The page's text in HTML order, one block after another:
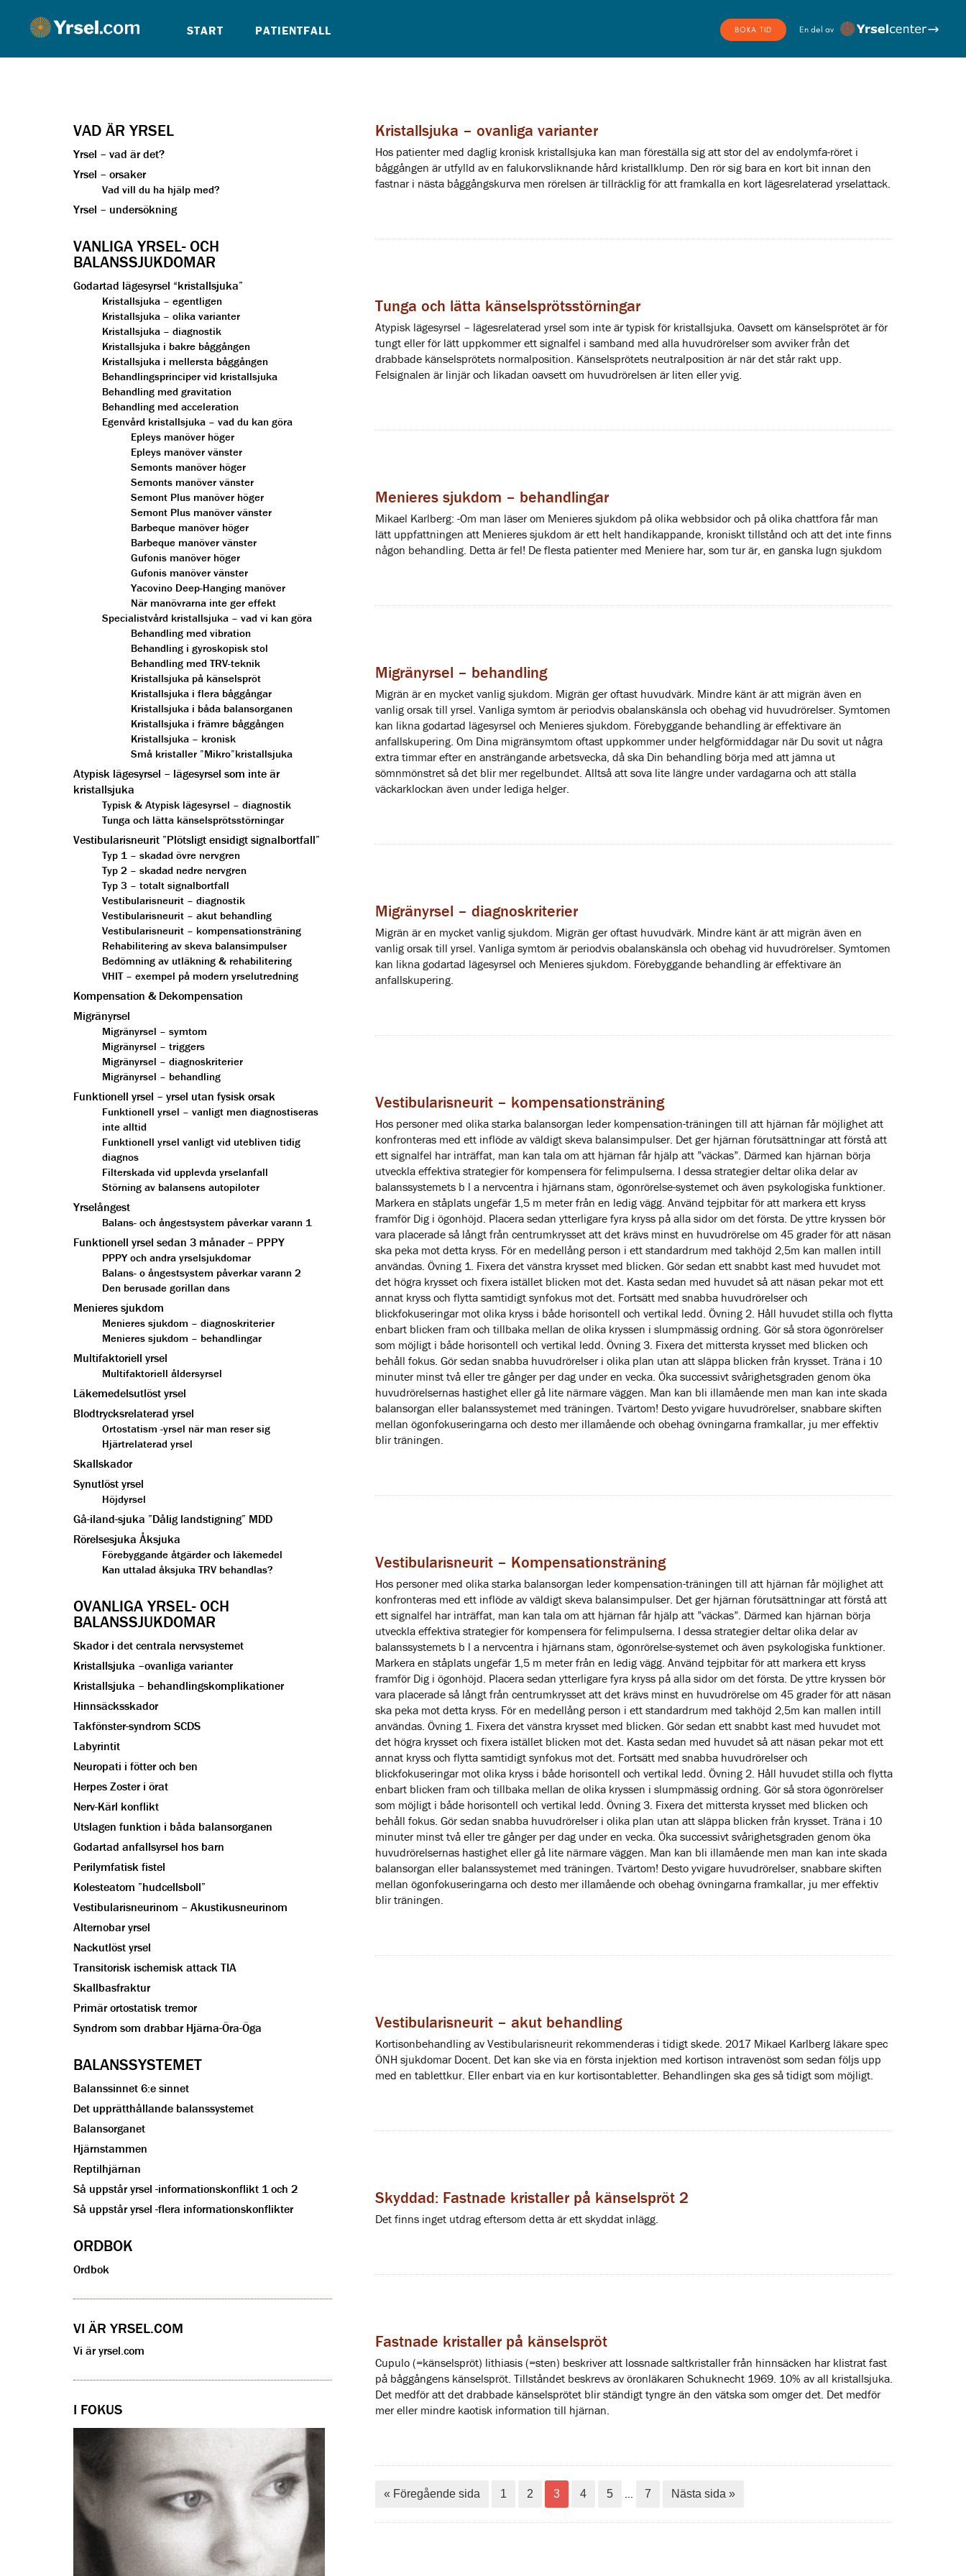
Yrsel.com START PATIENTFALL BOKA TID YRSELCENTER
Kristallsjuka – ovanliga varianter
Hos patienter med daglig kronisk kristallsjuka kan man föreställa sig att stor del av endolymfa-röret i
båggången är utfylld av en falukorvsliknande hård kristallklump. Den rör sig bara en kort bit innan den
fastnar i nästa båggångskurva men rörelsen är tillräcklig för att framkalla en kort lägesrelaterad yrselattack.
Tunga och lätta känselsprötsstörningar
Atypisk lägesyrsel – lägesrelaterad yrsel som inte är typisk för kristallsjuka. Oavsett om känselsprötet är för
tungt eller för lätt uppkommer ett signalfel i samband med alla huvudrörelser som avviker från det
drabbade känselsprötets normalposition. Känselsprötets neutralposition är när det står rakt upp.
Felsignalen är linjär och likadan oavsett om huvudrörelsen är liten eller yvig.
Menieres sjukdom – behandlingar
Mikael Karlberg: -Om man läser om Menieres sjukdom på olika webbsidor och på olika chattfora får man
lätt uppfattningen att Menieres sjukdom är ett helt handikappande, kroniskt tillstånd och att det inte finns
någon behandling. Detta är fel! De flesta patienter med Meniere har, som tur är, en ganska lugn sjukdom
Migränyrsel – behandling
Migrän är en mycket vanlig sjukdom. Migrän ger oftast huvudvärk. Mindre känt är att migrän även en
vanlig orsak till yrsel. Vanliga symtom är periodvis obalanskänsla och obehag vid huvudrörelser. Symtomen
kan likna godartad lägesyrsel och Menieres sjukdom. Förebyggande behandling är effektivare än
anfallskupering. Om Dina migränsymtom oftast uppkommer under helgförmiddagar när Du sovit ut några
extra timmar efter en ansträngande arbetsvecka, då ska Din behandling börja med att jämna ut
sömnmönstret så det blir mer regelbundet. Alltså att sova lite längre under vardagarna och att ställa
väckarklockan även under lediga helger.
Migränyrsel – diagnoskriterier
Migrän är en mycket vanlig sjukdom. Migrän ger oftast huvudvärk. Mindre känt är att migrän även en
vanlig orsak till yrsel. Vanliga symtom är periodvis obalanskänsla och obehag vid huvudrörelser. Symtomen
kan likna godartad lägesyrsel och Menieres sjukdom. Förebyggande behandling är effektivare än
anfallskupering.
Vestibularisneurit – kompensationsträning
Hos personer med olika starka balansorgan leder kompensation-träningen till att hjärnan får möjlighet att
konfronteras med ett inflöde av väldigt skeva balansimpulser. Det ger hjärnan förutsättningar att förstå att
ett signalfel har inträffat, man kan tala om att hjärnan får hjälp att ”väckas”. Därmed kan hjärnan börja
utveckla effektiva strategier för kompensera för felimpulserna. I dessa strategier deltar olika delar av
balanssystemets b l a nervcentra i hjärnans stam, ögonrörelse-systemet och även psykologiska funktioner.
Markera en ståplats ungefär 1,5 m meter från en ledig vägg. Använd tejpbitar för att markera ett kryss
framför Dig i ögonhöjd. Placera sedan ytterligare fyra kryss på alla sidor om det första. De yttre kryssen bör
vara placerade så långt från centrumkrysset att det krävs minst en huvudrörelse om 45 grader för att näsan
ska peka mot detta kryss. För en medellång person i ett standardrum med takhöjd 2,5m kan mallen intill
användas. Övning 1. Fixera det vänstra krysset med blicken. Gör sedan ett snabbt kast med huvudet mot
det högra krysset och fixera istället blicken mot det. Kasta sedan med huvudet så att näsan pekar mot ett
annat kryss och flytta samtidigt synfokus mot det. Fortsätt med snabba huvudrörelser och
blickfokuseringar mot olika kryss i både horisontell och vertikal ledd. Övning 2. Håll huvudet stilla och flytta
enbart blicken fram och tillbaka mellan de olika kryssen i slumpmässig ordning. Gör så stora ögonrörelser
som möjligt i både horisontell och vertikal ledd. Övning 3. Fixera det mittersta krysset med blicken och
behåll fokus. Gör sedan snabba huvudrörelser i olika plan utan att släppa blicken från krysset. Träna i 10
minuter minst två eller tre gånger per dag under en vecka. Öka successivt svårighetsgraden genom öka
huvudrörelsernas hastighet eller gå lite närmare väggen. Man kan bli illamående men man kan inte skada
balansorgan eller balanssystemet med träningen. Tvärtom! Desto yvigare huvudrörelser, snabbare skiften
mellan ögonfokuseringarna och desto mer illamående och obehag övningarna framkallar, ju mer effektiv
blir träningen.
Vestibularisneurit – Kompensationsträning
Hos personer med olika starka balansorgan leder kompensation-träningen till att hjärnan får möjlighet att
konfronteras med ett inflöde av väldigt skeva balansimpulser. Det ger hjärnan förutsättningar att förstå att
ett signalfel har inträffat, man kan tala om att hjärnan får hjälp att ”väckas”. Därmed kan hjärnan börja
utveckla effektiva strategier för kompensera för felimpulserna. I dessa strategier deltar olika delar av
balanssystemets b l a nervcentra i hjärnans stam, ögonrörelse-systemet och även psykologiska funktioner.
Markera en ståplats ungefär 1,5 m meter från en ledig vägg. Använd tejpbitar för att markera ett kryss
framför Dig i ögonhöjd. Placera sedan ytterligare fyra kryss på alla sidor om det första. De yttre kryssen bör
vara placerade så långt från centrumkrysset att det krävs minst en huvudrörelse om 45 grader för att näsan
ska peka mot detta kryss. För en medellång person i ett standardrum med takhöjd 2,5m kan mallen intill
användas. Övning 1. Fixera det vänstra krysset med blicken. Gör sedan ett snabbt kast med huvudet mot
det högra krysset och fixera istället blicken mot det. Kasta sedan med huvudet så att näsan pekar mot ett
annat kryss och flytta samtidigt synfokus mot det. Fortsätt med snabba huvudrörelser och
blickfokuseringar mot olika kryss i både horisontell och vertikal ledd. Övning 2. Håll huvudet stilla och flytta
enbart blicken fram och tillbaka mellan de olika kryssen i slumpmässig ordning. Gör så stora ögonrörelser
som möjligt i både horisontell och vertikal ledd. Övning 3. Fixera det mittersta krysset med blicken och
behåll fokus. Gör sedan snabba huvudrörelser i olika plan utan att släppa blicken från krysset. Träna i 10
minuter minst två eller tre gånger per dag under en vecka. Öka successivt svårighetsgraden genom öka
huvudrörelsernas hastighet eller gå lite närmare väggen. Man kan bli illamående men man kan inte skada
balansorgan eller balanssystemet med träningen. Tvärtom! Desto yvigare huvudrörelser, snabbare skiften
mellan ögonfokuseringarna och desto mer illamående och obehag övningarna framkallar, ju mer effektiv
blir träningen.
Vestibularisneurit – akut behandling
Kortisonbehandling av Vestibularisneurit rekommenderas i tidigt skede. 2017 Mikael Karlberg läkare spec
ÖNH sjukdomar Docent. Det kan ske via en första injektion med kortison intravenöst som sedan följs upp
med en tablettkur. Eller enbart via en kur kortisontabletter. Behandlingen ska ges så tidigt som möjligt.
Skyddad: Fastnade kristaller på känselspröt 2
Det finns inget utdrag eftersom detta är ett skyddat inlägg.
Fastnade kristaller på känselspröt
Cupulo (=känselspröt) lithiasis (=sten) beskriver att lossnade saltkristaller från hinnsäcken har klistrat fast
på båggångens känselspröt. Tillståndet beskrevs av öronläkaren Schuknecht 1969. 10% av all kristallsjuka.
Det medför att det drabbade känselsprötet blir ständigt tyngre än den vätska som omger det. Det medför
mer eller mindre kaotisk information till hjärnan.
« Föregående sida 1 2 3 4 5 … 7 Nästa sida »
VAD ÄR YRSEL
Yrsel – vad är det?
Yrsel – orsaker
Vad vill du ha hjälp med?
Yrsel – undersökning
VANLIGA YRSEL- OCH
BALANSSJUKDOMAR
Godartad lägesyrsel “kristallsjuka”
Kristallsjuka – egentligen
Kristallsjuka – olika varianter
Kristallsjuka – diagnostik
Kristallsjuka i bakre båggången
Kristallsjuka i mellersta båggången
Behandlingsprinciper vid kristallsjuka
Behandling med gravitation
Behandling med acceleration
Egenvård kristallsjuka – vad du kan göra
Epleys manöver höger
Epleys manöver vänster
Semonts manöver höger
Semonts manöver vänster
Semont Plus manöver höger
Semont Plus manöver vänster
Barbeque manöver höger
Barbeque manöver vänster
Gufonis manöver höger
Gufonis manöver vänster
Yacovino Deep-Hanging manöver
När manövrarna inte ger effekt
Specialistvård kristallsjuka – vad vi kan göra
Behandling med vibration
Behandling i gyroskopisk stol
Behandling med TRV-teknik
Kristallsjuka på känselspröt
Kristallsjuka i flera båggångar
Kristallsjuka i båda balansorganen
Kristallsjuka i främre båggången
Kristallsjuka – kronisk
Små kristaller ”Mikro”kristallsjuka
Atypisk lägesyrsel – lägesyrsel som inte är
kristallsjuka
Typisk & Atypisk lägesyrsel – diagnostik
Tunga och lätta känselsprötsstörningar
Vestibularisneurit ”Plötsligt ensidigt signalbortfall”
Typ 1 – skadad övre nervgren
Typ 2 – skadad nedre nervgren
Typ 3 – totalt signalbortfall
Vestibularisneurit – diagnostik
Vestibularisneurit – akut behandling
Vestibularisneurit – kompensationsträning
Rehabilitering av skeva balansimpulser
Bedömning av utläkning & rehabilitering
VHIT – exempel på modern yrselutredning
Kompensation & Dekompensation
Migränyrsel
Migränyrsel – symtom
Migränyrsel – triggers
Migränyrsel – diagnoskriterier
Migränyrsel – behandling
Funktionell yrsel – yrsel utan fysisk orsak
Funktionell yrsel – vanligt men diagnostiseras
inte alltid
Funktionell yrsel vanligt vid utebliven tidig
diagnos
Filterskada vid upplevda yrselanfall
Störning av balansens autopiloter
Yrselångest
Balans- och ångestsystem påverkar varann 1
Funktionell yrsel sedan 3 månader – PPPY
PPPY och andra yrselsjukdomar
Balans- o ångestsystem påverkar varann 2
Den berusade gorillan dans
Menieres sjukdom
Menieres sjukdom – diagnoskriterier
Menieres sjukdom – behandlingar
Multifaktoriell yrsel
Multifaktoriell åldersyrsel
Läkemedelsutlöst yrsel
Blodtrycksrelaterad yrsel
Ortostatism -yrsel när man reser sig
Hjärtrelaterad yrsel
Skallskador
Synutlöst yrsel
Höjdyrsel
Gå-iland-sjuka ”Dålig landstigning” MDD
Rörelsesjuka Åksjuka
Förebyggande åtgärder och läkemedel
Kan uttalad åksjuka TRV behandlas?
OVANLIGA YRSEL- OCH
BALANSSJUKDOMAR
Skador i det centrala nervsystemet
Kristallsjuka –ovanliga varianter
Kristallsjuka – behandlingskomplikationer
Hinnsäcksskador
Takfönster-syndrom SCDS
Labyrintit
Neuropati i fötter och ben
Herpes Zoster i örat
Nerv-Kärl konflikt
Utslagen funktion i båda balansorganen
Godartad anfallsyrsel hos barn
Perilymfatisk fistel
Kolesteatom ”hudcellsboll”
Vestibularisneurinom – Akustikusneurinom
Alternobar yrsel
Nackutlöst yrsel
Transitorisk ischemisk attack TIA
Skallbasfraktur
Primär ortostatisk tremor
Syndrom som drabbar Hjärna-Öra-Öga
BALANSSYSTEMET
Balanssinnet 6:e sinnet
Det upprätthållande balanssystemet
Balansorganet
Hjärnstammen
Reptilhjärnan
Så uppstår yrsel -informationskonflikt 1 och 2
Så uppstår yrsel -flera informationskonflikter
ORDBOK
Ordbok
VI ÄR YRSEL.COM
Vi är yrsel.com
I FOKUS